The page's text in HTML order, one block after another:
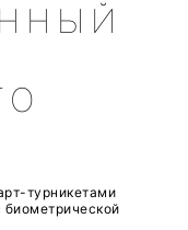
турникетами
биометрической